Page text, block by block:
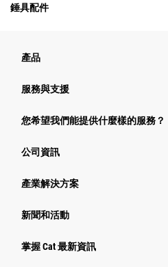
錘具配件
產品
服務與支援
您希望我們能提供什麼樣的服務？
公司資訊
產業解決方案
新聞和活動
掌握 Cat 最新資訊